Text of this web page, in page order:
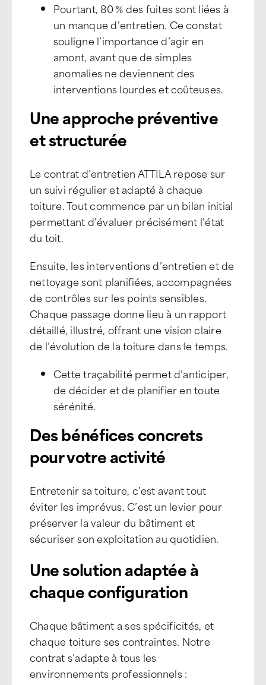
Pourtant, 80 % des fuites sont liées à
un manque d’entretien. Ce constat
souligne l’importance d’agir en
amont, avant que de simples
anomalies ne deviennent des
interventions lourdes et coûteuses.
Une approche préventive
et structurée
Le contrat d’entretien ATTILA repose sur
un suivi régulier et adapté à chaque
toiture. Tout commence par un bilan initial
permettant d’évaluer précisément l’état
du toit.
Ensuite, les interventions d’entretien et de
nettoyage sont planifiées, accompagnées
de contrôles sur les points sensibles.
Chaque passage donne lieu à un rapport
détaillé, illustré, offrant une vision claire
de l’évolution de la toiture dans le temps.
Cette traçabilité permet d’anticiper,
de décider et de planifier en toute
sérénité.
Des bénéfices concrets
pour votre activité
Entretenir sa toiture, c’est avant tout
éviter les imprévus. C’est un levier pour
préserver la valeur du bâtiment et
sécuriser son exploitation au quotidien.
Une solution adaptée à
chaque configuration
Chaque bâtiment a ses spécificités, et
chaque toiture ses contraintes. Notre
contrat s’adapte à tous les
environnements professionnels :